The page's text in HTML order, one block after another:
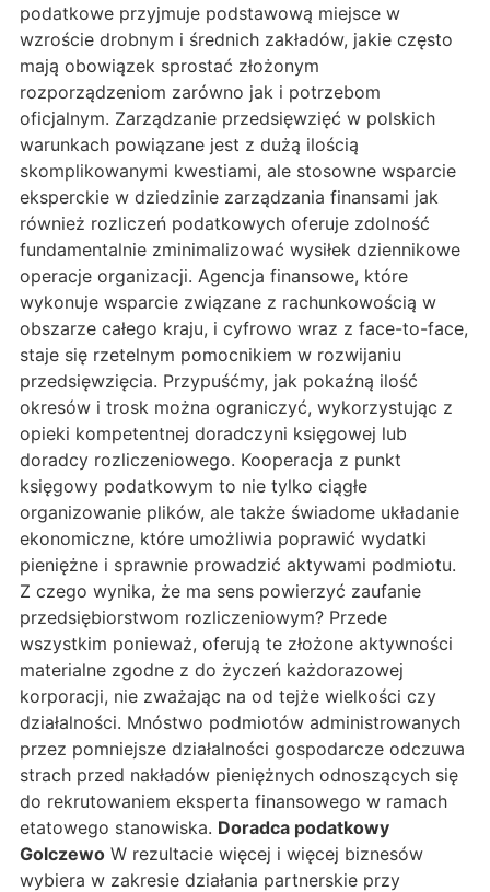
podatkowe przyjmuje podstawową miejsce w
wzroście drobnym i średnich zakładów, jakie często
mają obowiązek sprostać złożonym
rozporządzeniom zarówno jak i potrzebom
oficjalnym. Zarządzanie przedsięwzięć w polskich
warunkach powiązane jest z dużą ilością
skomplikowanymi kwestiami, ale stosowne wsparcie
eksperckie w dziedzinie zarządzania finansami jak
również rozliczeń podatkowych oferuje zdolność
fundamentalnie zminimalizować wysiłek dziennikowe
operacje organizacji. Agencja finansowe, które
wykonuje wsparcie związane z rachunkowością w
obszarze całego kraju, i cyfrowo wraz z face-to-face,
staje się rzetelnym pomocnikiem w rozwijaniu
przedsięwzięcia. Przypuśćmy, jak pokaźną ilość
okresów i trosk można ograniczyć, wykorzystując z
opieki kompetentnej doradczyni księgowej lub
doradcy rozliczeniowego. Kooperacja z punkt
księgowy podatkowym to nie tylko ciągłe
organizowanie plików, ale także świadome układanie
ekonomiczne, które umożliwia poprawić wydatki
pieniężne i sprawnie prowadzić aktywami podmiotu.
Z czego wynika, że ma sens powierzyć zaufanie
przedsiębiorstwom rozliczeniowym? Przede
wszystkim ponieważ, oferują te złożone aktywności
materialne zgodne z do życzeń każdorazowej
korporacji, nie zważając na od tejże wielkości czy
działalności. Mnóstwo podmiotów administrowanych
przez pomniejsze działalności gospodarcze odczuwa
strach przed nakładów pieniężnych odnoszących się
do rekrutowaniem eksperta finansowego w ramach
etatowego stanowiska. Doradca podatkowy
Golczewo W rezultacie więcej i więcej biznesów
wybiera w zakresie działania partnerskie przy